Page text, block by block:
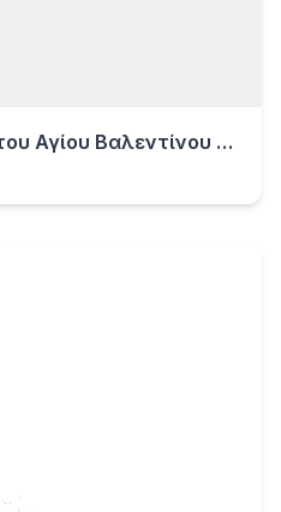
Κάρτα για την Ημέρα του Αγίου Βαλεντίνου με ροζ λουλούδι